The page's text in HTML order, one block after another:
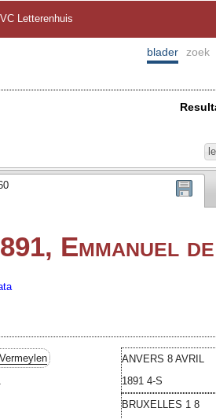
Letterenhuis
blader zoek
Emmanuel
ANVERS 8 AVRIL
1891 4-S
BRUXELLES 1 8